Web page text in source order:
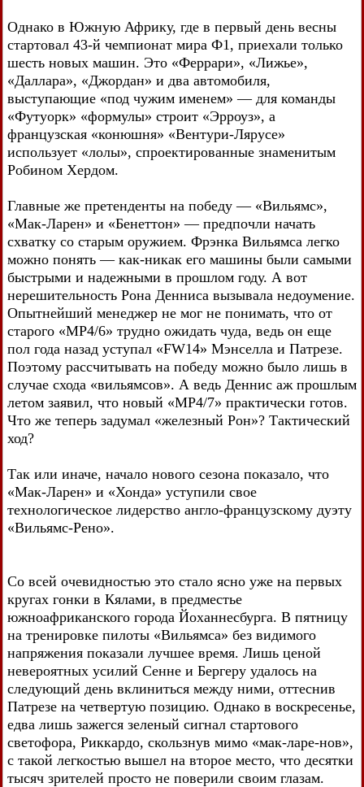
Однако в Южную Африку, где в первый день весны
стартовал 43-й чемпионат мира Ф1, приехали только
шесть новых машин. Это «Феррари», «Лижье»,
«Даллара», «Джордан» и два автомобиля,
выступающие «под чужим именем» — для команды
«Футуорк» «формулы» строит «Эрроуз», а
французская «конюшня» «Вентури-Лярусе»
использует «лолы», спроектированные знаменитым
Робином Хердом.
Главные же претенденты на победу — «Вильямс»,
«Мак-Ларен» и «Бенеттон» — предпочли начать
схватку со старым оружием. Фрэнка Вильямса легко
можно понять — как-никак его машины были самыми
быстрыми и надежными в прошлом году. А вот
нерешительность Рона Денниса вызывала недоумение.
Опытнейший менеджер не мог не понимать, что от
старого «МР4/6» трудно ожидать чуда, ведь он еще
пол года назад уступал «FW14» Мэнселла и Патрезе.
Поэтому рассчитывать на победу можно было лишь в
случае схода «вильямсов». А ведь Деннис аж прошлым
летом заявил, что новый «МР4/7» практически готов.
Что же теперь задумал «железный Рон»? Тактический
ход?
Так или иначе, начало нового сезона показало, что
«Мак-Ларен» и «Хонда» уступили свое
технологическое лидерство англо-французскому дуэту
«Вильямс-Рено».
Со всей очевидностью это стало ясно уже на первых
кругах гонки в Кялами, в предместье
южноафриканского города Йоханнесбурга. В пятницу
на тренировке пилоты «Вильямса» без видимого
напряжения показали лучшее время. Лишь ценой
невероятных усилий Сенне и Бергеру удалось на
следующий день вклиниться между ними, оттеснив
Патрезе на четвертую позицию. Однако в воскресенье,
едва лишь зажегся зеленый сигнал стартового
светофора, Риккардо, скользнув мимо «мак-ларе-нов»,
с такой легкостью вышел на второе место, что десятки
тысяч зрителей просто не поверили своим глазам.